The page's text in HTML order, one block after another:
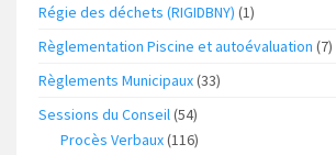
Régie des déchets (RIGIDBNY) (1)
Règlementation Piscine et autoévaluation (7)
Règlements Municipaux(33)
Sessions du Conseil(54)
Procès Verbaux(116)